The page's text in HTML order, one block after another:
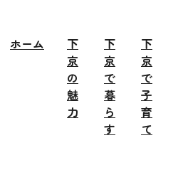
ホーム
下
京
の
魅
力
下
京
で
暮
ら
す
下
京
で
子
育
て